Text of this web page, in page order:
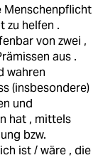
Menschenpflicht
zu helfen .
von zwei ,
aus .
wahren
(insbesondere)
und
hat , mittels
bzw.
ist / wäre , die